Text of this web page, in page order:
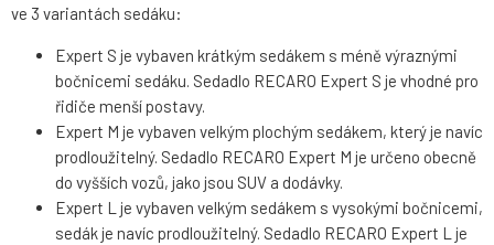
ve 3 variantách sedáku:
Expert S je vybaven krátkým sedákem s méně výraznými
bočnicemi sedáku. Sedadlo RECARO Expert S je vhodné pro
řidiče menší postavy.
Expert M je vybaven velkým plochým sedákem, který je navíc
prodloužitelný. Sedadlo RECARO Expert M je určeno obecně
do vyšších vozů, jako jsou SUV a dodávky.
Expert L je vybaven velkým sedákem s vysokými bočnicemi,
sedák je navíc prodloužitelný. Sedadlo RECARO Expert L je